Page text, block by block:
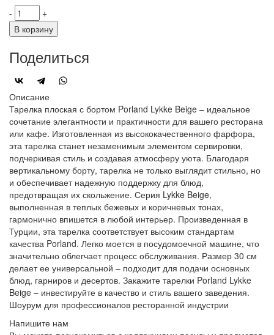
-
+
В корзину
Поделиться
Описание
Тарелка плоская с бортом Porland Lykke Beige – идеальное
сочетание элегантности и практичности для вашего ресторана
или кафе. Изготовленная из высококачественного фарфора,
эта тарелка станет незаменимым элементом сервировки,
подчеркивая стиль и создавая атмосферу уюта. Благодаря
вертикальному борту, тарелка не только выглядит стильно, но
и обеспечивает надежную поддержку для блюд,
предотвращая их скольжение. Серия Lykke Beige,
выполненная в теплых бежевых и коричневых тонах,
гармонично впишется в любой интерьер. Произведенная в
Турции, эта тарелка соответствует высоким стандартам
качества Porland. Легко моется в посудомоечной машине, что
значительно облегчает процесс обслуживания. Размер 30 см
делает ее универсальной – подходит для подачи основных
блюд, гарниров и десертов. Закажите тарелки Porland Lykke
Beige – инвестируйте в качество и стиль вашего заведения.
Шоурум для профессионалов ресторанной индустрии
Напишите нам